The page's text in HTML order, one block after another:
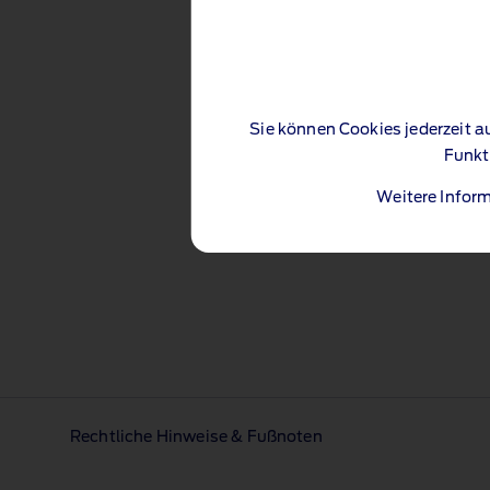
Rechtliche Hinweise & Fußnoten
Sie können Cookies jederzeit
Weitere